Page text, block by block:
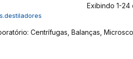
Exibindo 1-
Centrífugas, Balanças,